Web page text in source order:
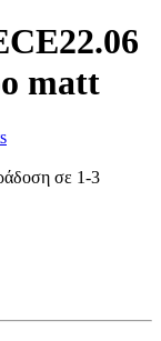
matt
σε 1-3